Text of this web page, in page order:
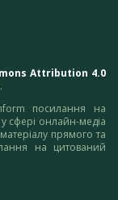
Attribution 4.0
посилання на
у сфері онлайн-медіа
прямого та
на цитований